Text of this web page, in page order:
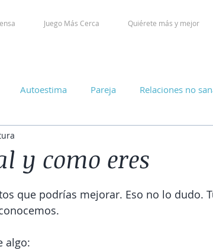
Juego Más Cerca Quiérete más y mejor
Autoestima Pareja Relaciones no
y como eres
que podrías mejorar. Eso no lo dudo.
algo: